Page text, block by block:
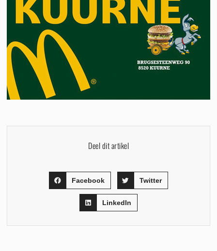
Deel dit artikel
Facebook Twitter
LinkedIn